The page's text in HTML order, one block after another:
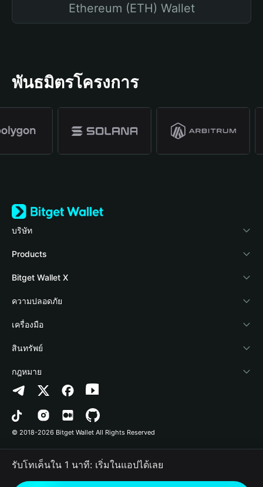
Ethereum (ETH) Wallet
พันธมิตรโครงการ
บริษัท
เกี่ยวกับ Bitget Wallet
Blog
Academy
ข่าวสารด้านคริปโต
ศูนย์ช่วยเหลือ
ติดต่อเรา
ทรัพยากรข้อมูลของแบรนด์
อาชีพ
Products
Crypto Card
Stablecoin Earn
Payfi Crypto
Crypto Swap API
Altcoin Season Index
Prediction Markets
DApp
RWA
Bitget Wallet X
นักพัฒนา
เชื่อมต่อ Wallet
Bitget Wallet Pay
ลิสต์โปรเจกต์
ความปลอดภัย
Protection Fund
เทคโนโลยีความปลอดภัย
เครื่องมือ
ซื้อคริปโต
การตรวจจับการอนุญาต
การตรวจจับสัญญา
การโอนเป็นชุด
สินทรัพย์
Arbitrum
Avalanche
Bitcoin
Polygon
กฎหมาย
นโยบายความเป็นส่วนตัว
ข้อตกลงในการใช้บริการ
© 2018-2026 Bitget Wallet All Rights Reserved
รับโทเค็นใน 1 นาที: เริ่มในแอปได้เลย